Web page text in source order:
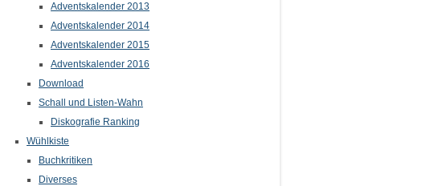
Adventskalender 2013
Adventskalender 2014
Adventskalender 2015
Adventskalender 2016
Download
Schall und Listen-Wahn
Diskografie Ranking
Wühlkiste
Buchkritiken
Diverses